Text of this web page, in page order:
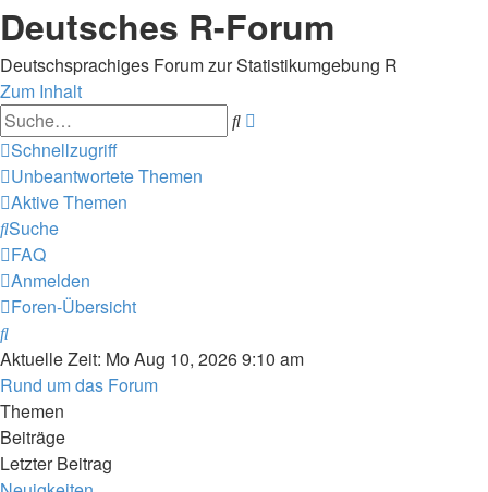
Deutsches R-Forum
Deutschsprachiges Forum zur Statistikumgebung R
Zum Inhalt
Suche
Schnellzugriff
Unbeantwortete Themen
Aktive Themen
Suche
FAQ
Anmelden
Foren-Übersicht
Suche
Aktuelle Zeit: Mo Aug 10, 2026 9:10 am
Rund um das Forum
Themen
Beiträge
Letzter Beitrag